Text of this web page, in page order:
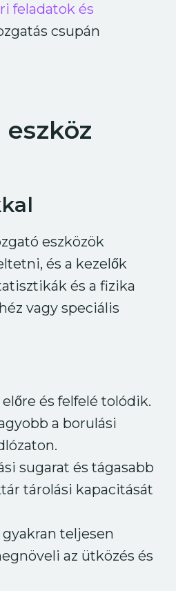
feladatok és
csupán
eszközök
és a kezelők
és a fizika
vagy speciális
és felfelé tolódik.
a borulási
sugarat és tágasabb
tárolási kapacitását
teljesen
az ütközés és